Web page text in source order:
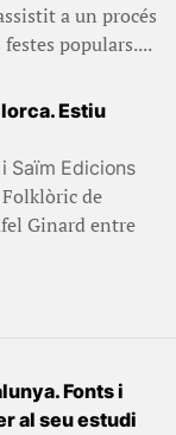
a un procés
populars....
Estiu
Saïm Edicions
de
Ginard entre
Fonts i
al seu estudi